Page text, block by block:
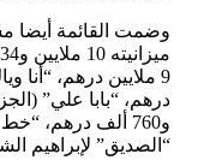
وضمت القائمة أيضا
“الصديق” لإبراهيم الشكيري 5 ملايين